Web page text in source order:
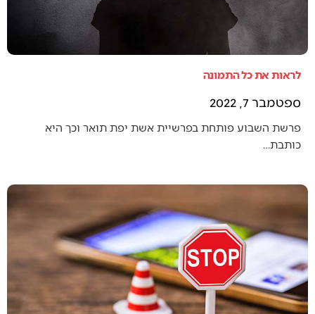
לראות את כל התמונה
ספטמבר 7, 2022
פרשת השבוע פותחת בפרשיית אשת יפת תואר וכך היא
כותבת…